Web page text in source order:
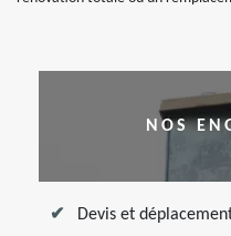
NOS
Devis et